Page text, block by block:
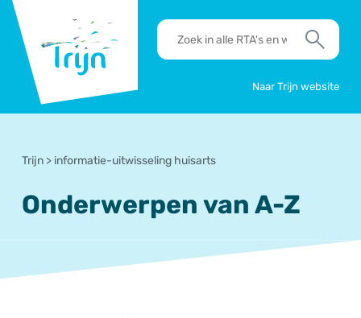
Trijn
RTA's
en
Zoek
Naar Trijn website
Trijn > informatie-uitwisseling huisarts
Onderwerpen van A-Z